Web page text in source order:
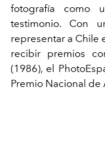
fotografía como
testimonio. Con
representar a Chile
recibir premios
(1986), el
Premio Nacional de